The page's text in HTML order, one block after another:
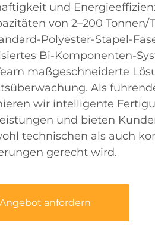
und
von 2–200 Tonnen/
Polyester-Stapel-
Bi-Komponenten-
maßgeschneiderte
Als
wir intelligente
und bieten
technischen als auch
gerecht wird.
Angebot anfordern